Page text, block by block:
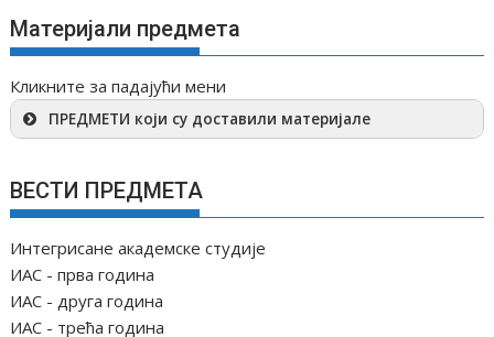
Материјали предмета
Кликните за падајући мени
ПРЕДМЕТИ који су доставили материјале
ВЕСТИ ПРЕДМЕТА
Интегрисане академске студије
ИАС - прва година
ИАС - друга година
ИАС - трећа година